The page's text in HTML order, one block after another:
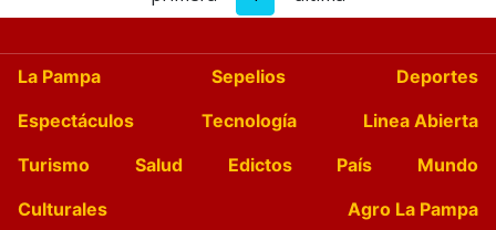
La Pampa Sepelios
Deportes
Espectáculos
Tecnología
Linea Abierta
Turismo
Salud Edictos País
Mundo
Culturales
Agro La Pampa